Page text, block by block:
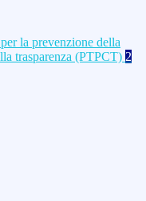
la prevenzione della
trasparenza (PTPCT) 2